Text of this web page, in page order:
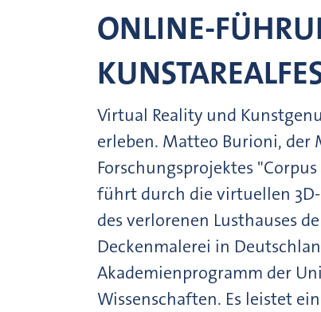
ONLINE-
Virtual Reality und
erleben. Matteo Burioni, der
Forschungsprojektes
führt durch die virtuellen 3D-
des verlorenen Lusthauses
Deckenmalerei in
Akademienprogramm der
Wissenschaften. Es leistet